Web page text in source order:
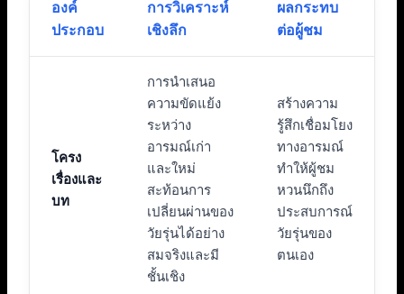
องค์
ประกอบ
การวิเคราะห์
เชิงลึก
ผลกระทบ
ต่อผู้ชม
โครง
เรื่องและ
บท
การนำเสนอ
ความขัดแย้ง
ระหว่าง
อารมณ์เก่า
และใหม่
สะท้อนการ
เปลี่ยนผ่านของ
วัยรุ่นได้อย่าง
สมจริงและมี
ชั้นเชิง
สร้างความ
รู้สึกเชื่อมโยง
ทางอารมณ์
ทำให้ผู้ชม
หวนนึกถึง
ประสบการณ์
วัยรุ่นของ
ตนเอง